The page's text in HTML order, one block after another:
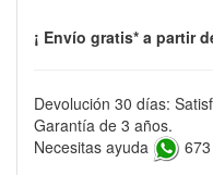
¡ Envío gratis* a partir
Devolución 30 días:
Garantía de 3 años.
Necesitas ayuda